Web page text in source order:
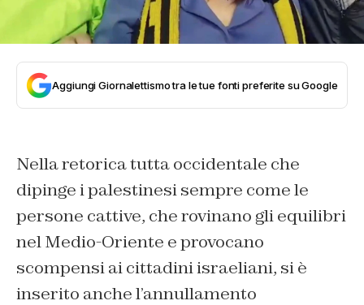
Aggiungi Giornalettismo tra le tue fonti preferite su Google
Nella retorica tutta occidentale che
dipinge i palestinesi sempre come le
persone cattive, che rovinano gli equilibri
nel Medio-Oriente e provocano
scompensi ai cittadini israeliani, si è
inserito anche l’annullamento